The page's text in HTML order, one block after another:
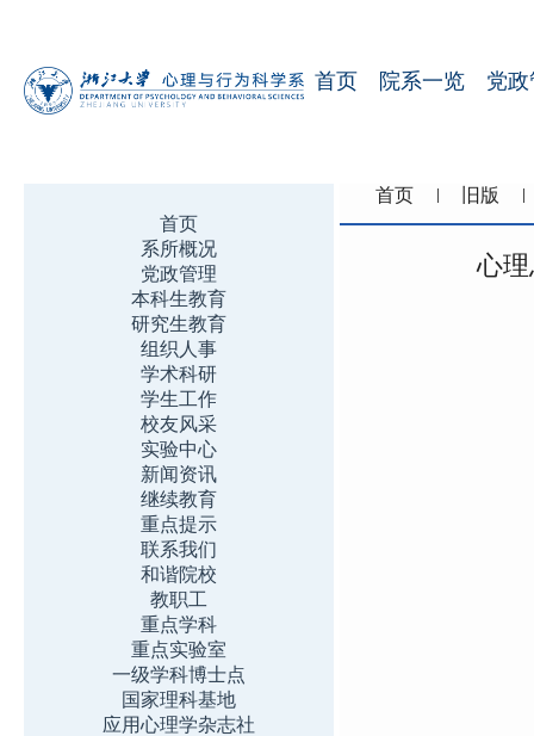
首页 院系一览 党
首页
系所概况
党政管理
本科生教育
研究生教育
组织人事
学术科研
学生工作
校友风采
实验中心
新闻资讯
继续教育
重点提示
联系我们
和谐院校
教职工
重点学科
重点实验室
一级学科博士点
国家理科基地
应用心理学杂志社
首页 旧版
心